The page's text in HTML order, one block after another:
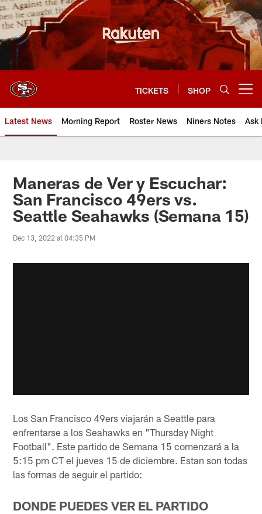
Skip
to
main
content
TICKETS SHOP
Latest News Morning Report Roster News Niners Notes Ask
Maneras de Ver y Escuchar:
San Francisco 49ers vs.
Seattle Seahawks (Semana 15)
Dec 13, 2022 at 04:35 PM
Los San Francisco 49ers viajarán a Seattle para
enfrentarse a los Seahawks en "Thursday Night
Football". Este partido de Semana 15 comenzará a la
5:15 pm CT el jueves 15 de diciembre. Estan son todas
las formas de seguir el partido:
DONDE PUEDES VER EL PARTIDO